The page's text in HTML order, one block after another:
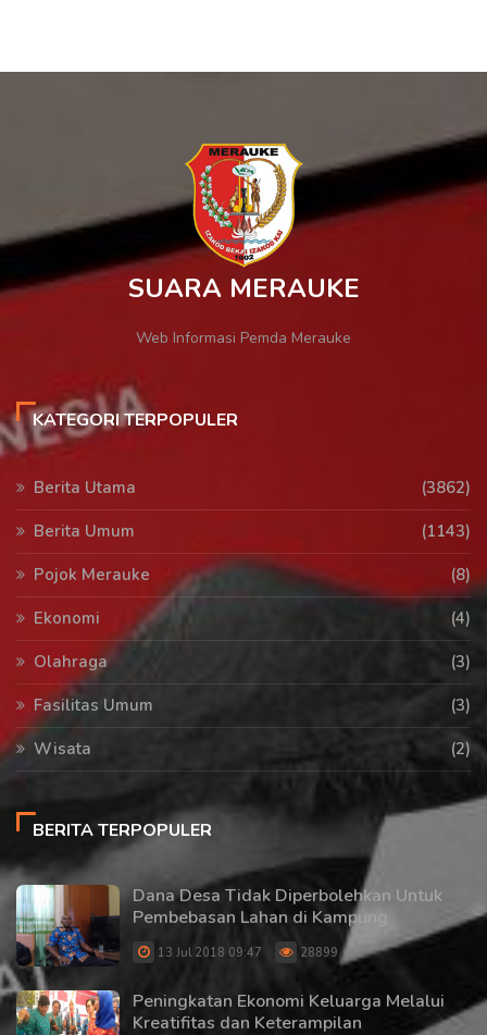
SUARA MERAUKE
Web Informasi Pemda Merauke
KATEGORI TERPOPULER
Berita Utama
(3862)
Berita Umum
(1143)
Pojok Merauke
(8)
Ekonomi
(4)
Olahraga
(3)
Fasilitas Umum
(3)
Wisata
(2)
BERITA TERPOPULER
Dana Desa Tidak Diperbolehkan Untuk
Pembebasan Lahan di Kampung
13 Jul 2018 09:47 28899
Peningkatan Ekonomi Keluarga Melalui
Kreatifitas dan Keterampilan